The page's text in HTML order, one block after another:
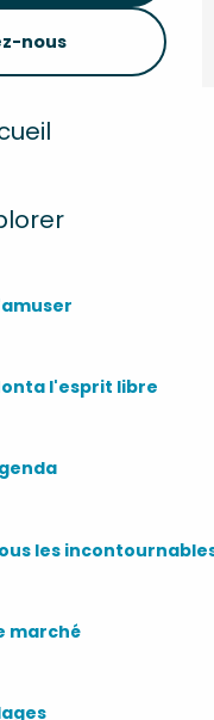
l'esprit libre
les
marché
nous